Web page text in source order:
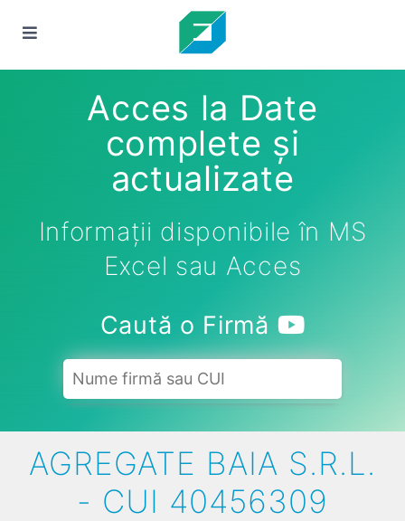
Acces la Date
complete și
actualizate
Informații disponibile în MS
Excel sau Acces
Caută o Firmă
AGREGATE BAIA S.R.L.
- CUI 40456309